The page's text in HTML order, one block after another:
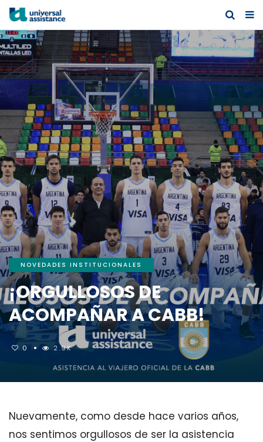
NOVEDADES INSTITUCIONALES
¡ORGULLOSOS DE
ACOMPAÑAR A CABB!
0 2.9K
Nuevamente, como desde hace varios años,
nos sentimos orgullosos de ser la asistencia